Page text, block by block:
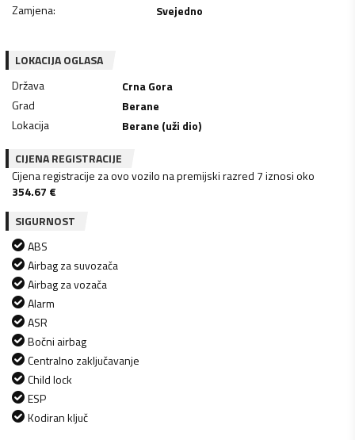
Zamjena: Svejedno
LOKACIJA OGLASA
Država
Crna Gora
Grad
Berane
Lokacija
Berane (uži dio)
CIJENA REGISTRACIJE
Cijena registracije za ovo vozilo na premijski razred 7 iznosi oko
354.67 €
SIGURNOST
ABS
Airbag za suvozača
Airbag za vozača
Alarm
ASR
Bočni airbag
Centralno zaključavanje
Child lock
ESP
Kodiran ključ